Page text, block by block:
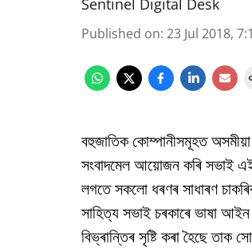
Sentinel Digital Desk
Published on: 23 Jul 2018,
বহুজাতিক কোম্পানীসমূহত
সংবাদমেল আয়োজন কৰি সভাই এই
লগতে সকলো ধৰণৰ সাধাৰণ
সাহিত্য সভাই চৰকাৰে ভাষা
বিভ্ৰান্তিৰ সৃষ্টি কৰা হৈছে